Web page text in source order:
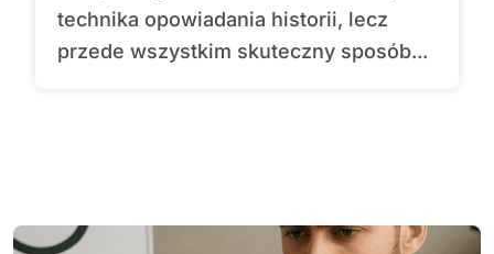
technika opowiadania historii, lecz
przede wszystkim skuteczny sposób...